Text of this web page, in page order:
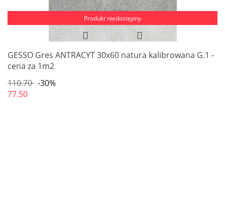
Produkt niedostępny
GESSO Gres ANTRACYT 30x60 natura kalibrowana G.1 -
cena za 1m2
110.70 -30%
77.50